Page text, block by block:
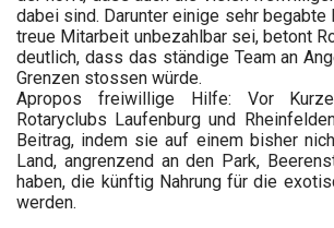
dabei sind. Darunter einige sehr begabte
treue Mitarbeit unbezahlbar sei, betont
deutlich, dass das ständige Team an
Grenzen stossen würde.
Apropos freiwillige Hilfe: Vor
Rotaryclubs Laufenburg und
Beitrag, indem sie auf einem bisher
Land, angrenzend an den Park,
haben, die künftig Nahrung für die
werden.